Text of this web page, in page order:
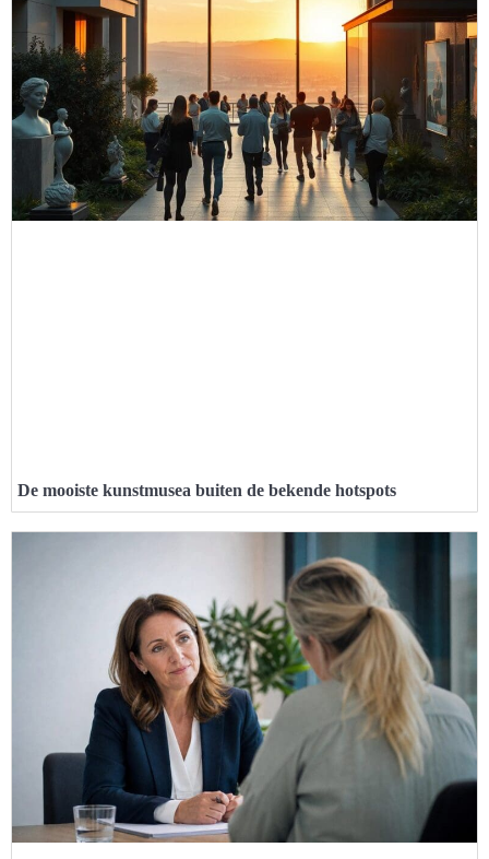
De mooiste kunstmusea buiten de bekende hotspots